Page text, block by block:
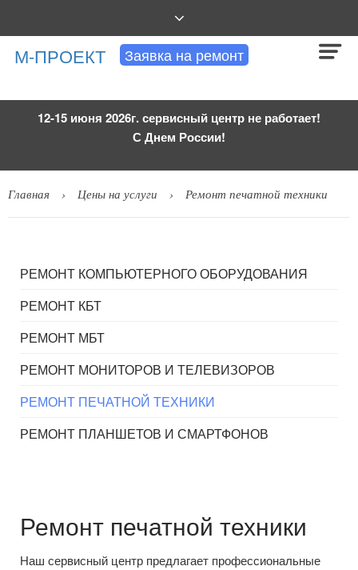
Заявка на ремонт
М-ПРОЕКТ
АВТОРИЗОВАННАЯ
СЕРВИСНАЯ
12-15 июня 2026г. сервисный центр не работает!
С Днем России!
Главная Цены на услуги Ремонт печатной техники
РЕМОНТ КОМПЬЮТЕРНОГО ОБОРУДОВАНИЯ
РЕМОНТ КБТ
РЕМОНТ МБТ
РЕМОНТ МОНИТОРОВ И ТЕЛЕВИЗОРОВ
РЕМОНТ ПЕЧАТНОЙ ТЕХНИКИ
РЕМОНТ ПЛАНШЕТОВ И СМАРТФОНОВ
Ремонт печатной техники
Наш сервисный центр предлагает профессиональные